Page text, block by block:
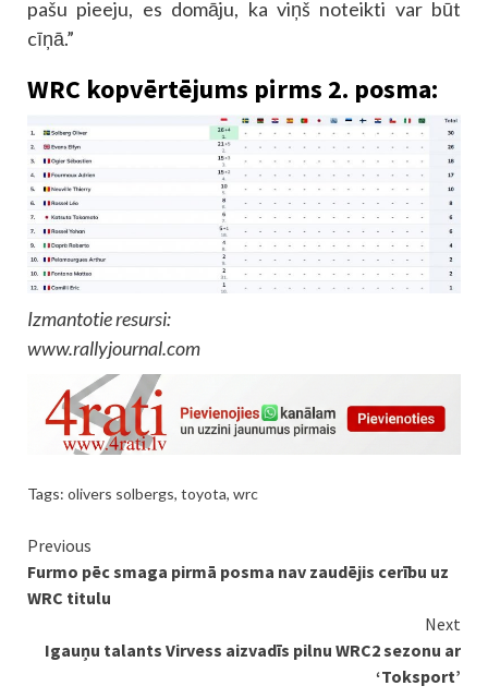
pašu pieeju, es domāju, ka viņš noteikti var būt
cīņā.”
WRC kopvērtējums pirms 2. posma:
Izmantotie resursi:
www.rallyjournal.com
Tags: olivers solbergs, toyota, wrc
Continue
Reading
Previous
Furmo pēc smaga pirmā posma nav zaudējis cerību uz
WRC titulu
Next
Igauņu talants Virvess aizvadīs pilnu WRC2 sezonu ar
‘Toksport’